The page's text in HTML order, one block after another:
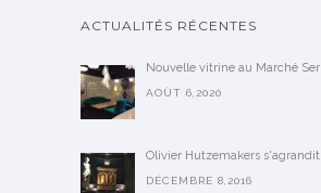
ACTUALITÉS RÉCENTES
Nouvelle vitrine au Marché
AOÛT 6,2020
Olivier Hutzemakers s'agrandit
DÉCEMBRE 8,2016